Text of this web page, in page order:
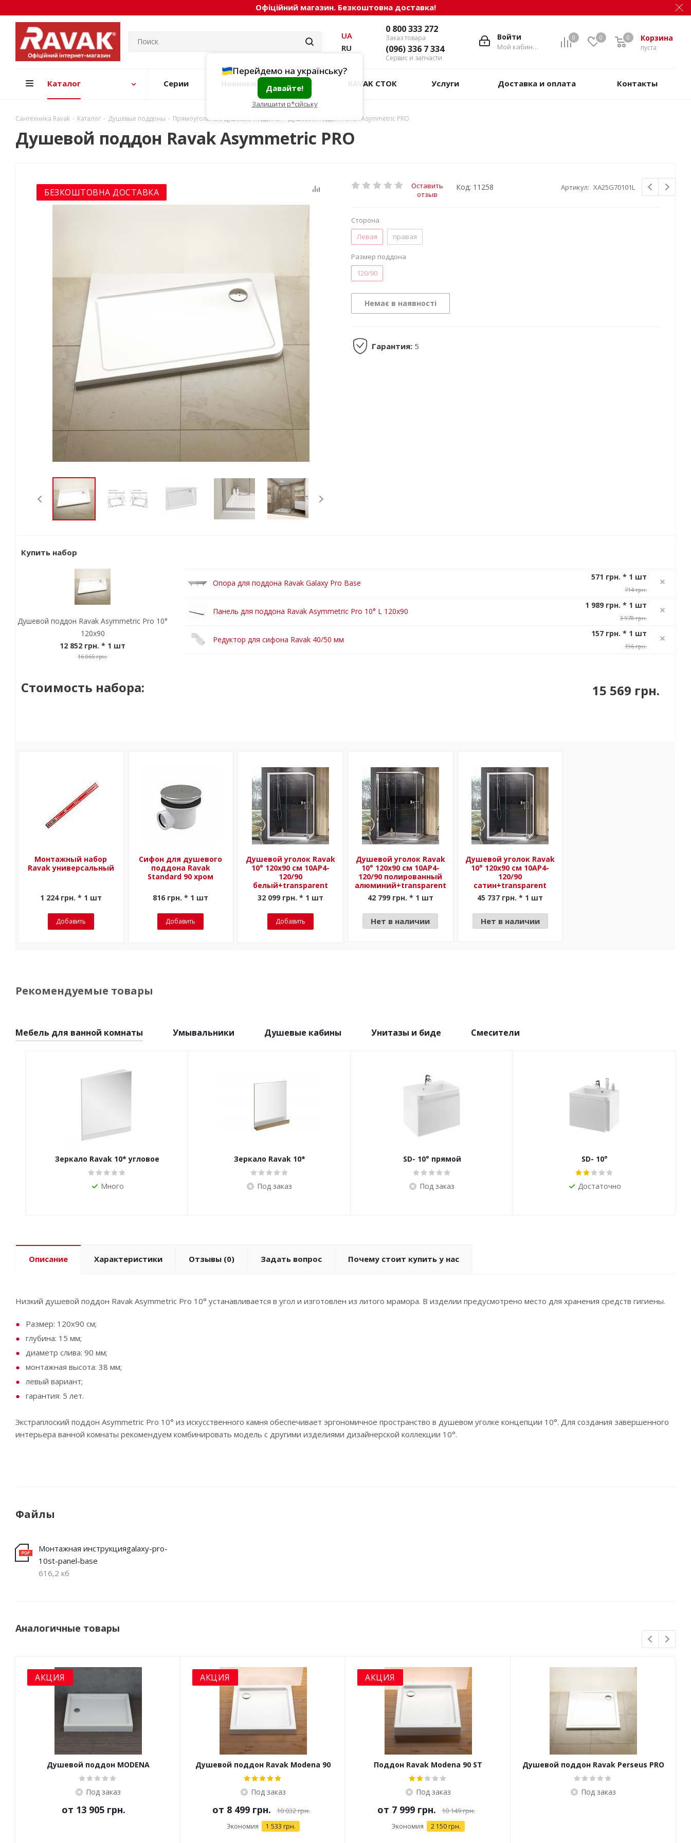
Офіційний магазин. Безкоштовна доставка!
0 0 Корзина
пуста
0
Войти
Мой кабинет
0 800 333 272
Заказ товара
(096) 336 7 334
Сервис и запчасти
UA
RU
Перейдемо на українську?
Давайте!
Залишити р*сійську
Каталог Серии Акции RAVAK СТОК Услуги Доставка и оплата Контакты
Сантехника Ravak - Каталог - Душевые поддоны - Прямоугольные душевые поддоны Душевой поддон Ravak Asymmetric PRO
Душевой поддон Ravak Asymmetric PRO
БЕЗКОШТОВНА ДОСТАВКА
Оставить
отзыв
Код: 11258 Артикул: XA25G70101L
Сторона
Левая
правая
Размер поддона
120/90
Немає в наявності
Гарантия: 5
Купить набор
Душевой поддон Ravak Asymmetric Pro 10°
120х90
12 852 грн. * 1 шт
16 065 грн.
Опора для поддона Ravak Galaxy Pro Base
571 грн. * 1 шт
714 грн.
Панель для поддона Ravak Asymmetric Pro 10° L 120х90
1 989 грн. * 1 шт
3 978 грн.
Редуктор для сифона Ravak 40/50 мм
157 грн. * 1 шт
196 грн.
Стоимость набора: 15 569 грн.
Монтажный набор
Ravak универсальный
1 224 грн. * 1 шт
Добавить
Сифон для душевого
поддона Ravak
Standard 90 хром
816 грн. * 1 шт
Добавить
Душевой уголок Ravak
10° 120х90 см 10AP4-
120/90
белый+transparent
32 099 грн. * 1 шт
Добавить
Душевой уголок Ravak
10° 120х90 см 10AP4-
120/90 полированный
алюминий+transparent
42 799 грн. * 1 шт
Нет в наличии
Душевой уголок Ravak
10° 120х90 см 10AP4-
120/90
сатин+transparent
45 737 грн. * 1 шт
Нет в наличии
Рекомендуемые товары
Мебель для ванной комнаты Умывальники Душевые кабины Унитазы и биде Смесители
Зеркало Ravak 10* угловое
Много
Зеркало Ravak 10*
Под заказ
SD- 10° прямой
Под заказ
SD- 10°
Достаточно
Описание Характеристики Отзывы (0) Задать вопрос Почему стоит купить у нас
Низкий душевой поддон Ravak Asymmetric Pro 10° устанавливается в угол и изготовлен из литого мрамора. В изделии предусмотрено место для хранения средств гигиены.
Размер: 120х90 см;
глубина: 15 мм;
диаметр слива: 90 мм;
монтажная высота: 38 мм;
левый вариант;
гарантия: 5 лет.
Экстраплоский поддон Asymmetric Pro 10° из искусственного камня обеспечивает эргономичное пространство в душевом уголке концепции 10°. Для создания завершенного
интерьера ванной комнаты рекомендуем комбинировать модель с другими изделиями дизайнерской коллекции 10°.
Файлы
Монтажная инструкцияgalaxy-pro-
10st-panel-base
616,2 кб
Аналогичные товары
АКЦИЯ
Душевой поддон MODENA
Под заказ
от 13 905 грн.
АКЦИЯ
Душевой поддон Ravak Modena 90
Slim + сифон Slim 90 Chrome
Под заказ
от 8 499 грн. 10 032 грн.
Экономия 1 533 грн.
АКЦИЯ
Поддон Ravak Modena 90 ST
Под заказ
от 7 999 грн. 10 149 грн.
Экономия 2 150 грн.
Душевой поддон Ravak Perseus PRO
10°
Под заказ